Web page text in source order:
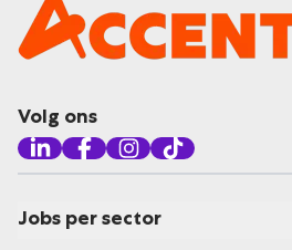
Volg ons
Jobs per sector